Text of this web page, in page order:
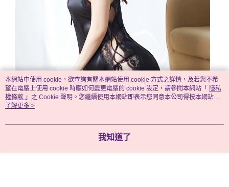
本網站中使用 cookie，欲查詢有關本網站使用 cookie 方式之詳情，及若您不希
望在電腦上使用 cookie 時應如何變更電腦的 cookie 設定，請參閱本網站「 隱私
權條款 」之 Cookie 聲明。您繼續使用本網站即表示您同意本公司得按本網站使
用條款之 Cookie 聲明使用 cookie。
了解更多 >
我知道了